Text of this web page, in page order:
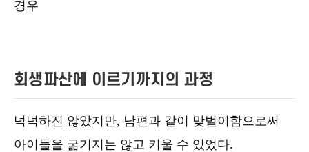
경우
회생파산에 이르기까지의 과정
넉넉하진 않았지만, 남편과 같이 맞벌이함으로써
아이들을 굶기지는 않고 키울 수 있었다.